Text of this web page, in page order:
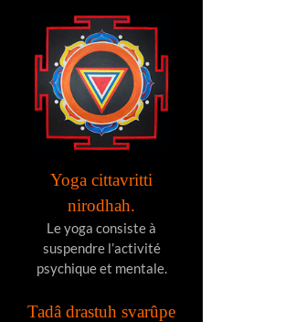
Yoga cittavritti
nirodhah.
Le yoga consiste à
suspendre l’activité
psychique et mentale.
Tadâ drastuh svarûpe